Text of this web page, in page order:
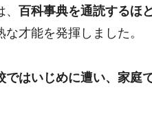
百科事典を通読するほ
才能を発揮しました。
ではいじめに遭い、家庭